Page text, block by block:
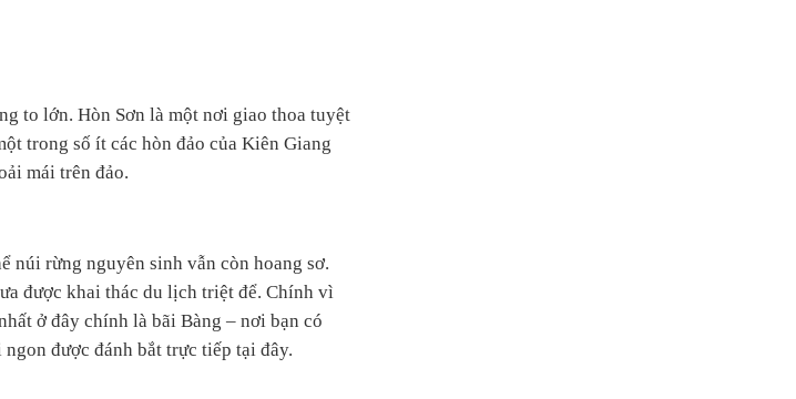
to lớn. Hòn Sơn là một nơi giao thoa tuyệt
trong số ít các hòn đảo của Kiên Giang
mái trên đảo.
núi rừng nguyên sinh vẫn còn hoang sơ.
được khai thác du lịch triệt để. Chính vì
ở đây chính là bãi Bàng – nơi bạn có
được đánh bắt trực tiếp tại đây.